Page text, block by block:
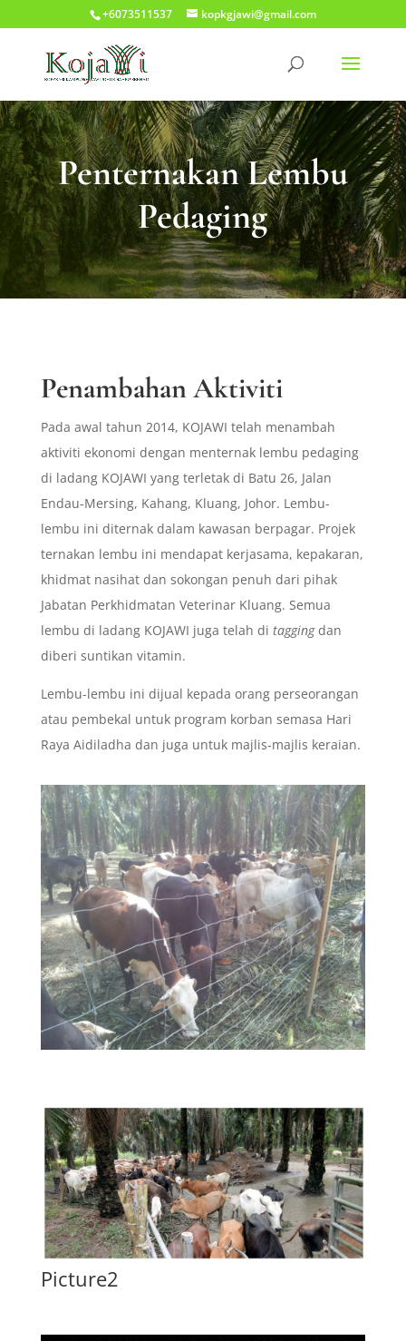
+6073511537 kopkgjawi@gmail.com
Penternakan Lembu
Pedaging
Penambahan Aktiviti
Pada awal tahun 2014, KOJAWI telah menambah
aktiviti ekonomi dengan menternak lembu pedaging
di ladang KOJAWI yang terletak di Batu 26, Jalan
Endau-Mersing, Kahang, Kluang, Johor. Lembu-
lembu ini diternak dalam kawasan berpagar. Projek
ternakan lembu ini mendapat kerjasama, kepakaran,
khidmat nasihat dan sokongan penuh dari pihak
Jabatan Perkhidmatan Veterinar Kluang. Semua
lembu di ladang KOJAWI juga telah di taggingdan
diberi suntikan vitamin.
Lembu-lembu ini dijual kepada orang perseorangan
atau pembekal untuk program korban semasa Hari
Raya Aidiladha dan juga untuk majlis-majlis keraian.
Picture2